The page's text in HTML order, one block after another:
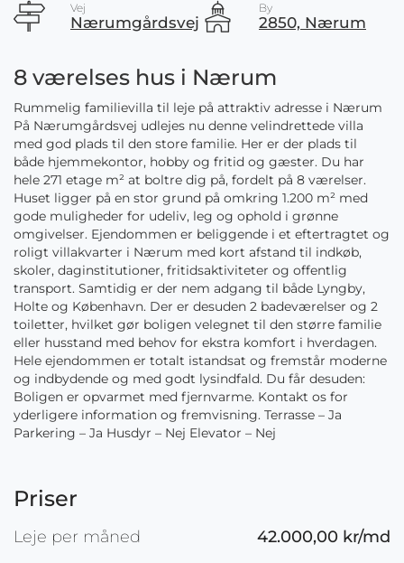
Vej
Nærumgårdsvej
By
2850, Nærum
8 værelses hus i Nærum
Rummelig familievilla til leje på attraktiv adresse i Nærum
På Nærumgårdsvej udlejes nu denne velindrettede villa
med god plads til den store familie. Her er der plads til
både hjemmekontor, hobby og fritid og gæster. Du har
hele 271 etage m² at boltre dig på, fordelt på 8 værelser.
Huset ligger på en stor grund på omkring 1.200 m² med
gode muligheder for udeliv, leg og ophold i grønne
omgivelser. Ejendommen er beliggende i et eftertragtet og
roligt villakvarter i Nærum med kort afstand til indkøb,
skoler, daginstitutioner, fritidsaktiviteter og offentlig
transport. Samtidig er der nem adgang til både Lyngby,
Holte og København. Der er desuden 2 badeværelser og 2
toiletter, hvilket gør boligen velegnet til den større familie
eller husstand med behov for ekstra komfort i hverdagen.
Hele ejendommen er totalt istandsat og fremstår moderne
og indbydende og med godt lysindfald. Du får desuden:
Boligen er opvarmet med fjernvarme. Kontakt os for
yderligere information og fremvisning. Terrasse – Ja
Parkering – Ja Husdyr – Nej Elevator – Nej
Priser
Leje per måned 42.000,00 kr/md